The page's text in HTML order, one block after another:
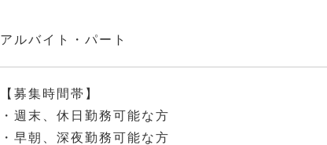
アルバイト・パート
【募集時間帯】
・週末、休日勤務可能な方
・早朝、深夜勤務可能な方